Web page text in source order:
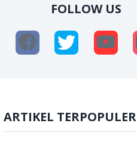
FOLLOW US
ARTIKEL TERPOPULER